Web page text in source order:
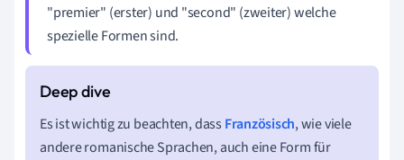
"premier" (erster) und "second" (zweiter) welche
spezielle Formen sind.
Es ist wichtig zu beachten, dass Französisch, wie viele
andere romanische Sprachen, auch eine Form für